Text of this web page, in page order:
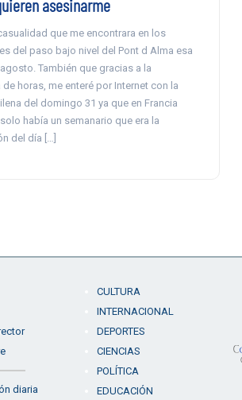
asesinarme
que me encontrara en los
del paso bajo nivel del Pont d Alma esa
También que gracias a la
horas, me enteré por Internet con la
del domingo 31 ya que en Francia
había un semanario que era la
del día […]
diaria
CULTURA
INTERNACIONAL
DEPORTES
CIENCIAS
POLÍTICA
EDUCACIÓN